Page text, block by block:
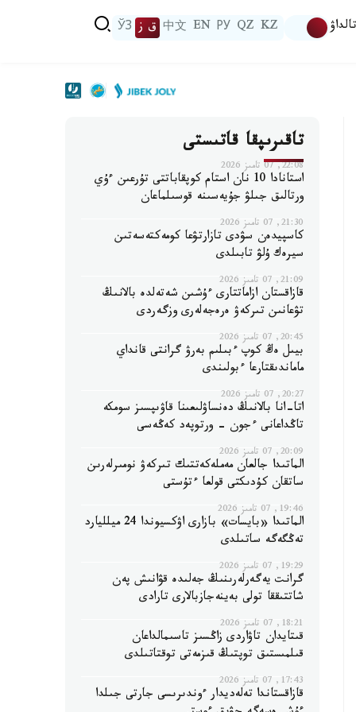
تالداۋ KZ
QZ
РУ
EN
中文 ق ز ЎЗ
تاقىرىپقا قاتىستى
22:08, 07 تامىز 2026
استانادا 10 نان استام كوپقاباتتى تۇرعىن ءۇي
ورتالىق جىلۋ جۇيەسىنە قوسىلماعان
21:30, 07 تامىز 2026
كاسپيدەن سۋدى تازارتۋعا كومەكتەسەتىن
سيرەك ۇلۋ تابىلدى
21:09, 07 تامىز 2026
قازاقستان ازاماتتارى ءۇشىن شەتەلدە بالانىڭ
تۋعانىن تىركەۋ ەرەجەلەرى وزگەردى
20:45, 07 تامىز 2026
بيىل ەڭ كوپ ءبىلىم بەرۋ گرانتى قانداي
ماماندىقتارعا ءبولىندى
20:27, 07 تامىز 2026
اتا-انا بالانىڭ دەنساۋلىعىنا قاۋىپسىز سومكە
تاڭداعانى ءجون - ورتوپەد كەڭەسى
20:09, 07 تامىز 2026
الماتىدا جالعان مەملەكەتتىك تىركەۋ نومىرلەرىن
ساتقان كۇدىكتى قولعا ءتۇستى
19:46, 07 تامىز 2026
الماتىدا «بايسات» بازارى اۋكسيوندا 24 ميلليارد
تەڭگەگە ساتىلدى
19:29, 07 تامىز 2026
گرانت يەگەرلەرىنىڭ جەلىدە قۋانىش پەن
شاتتىققا تولى بەينەجازبالارى تارادى
18:21, 07 تامىز 2026
قىتايدان تاۋاردى زاڭسىز تاسىمالداعان
قىلمىستىق توپتىڭ قىزمەتى توقتاتىلدى
17:43, 07 تامىز 2026
قازاقستاندا تەلەديدار ءوندىرىسى جارتى جىلدا